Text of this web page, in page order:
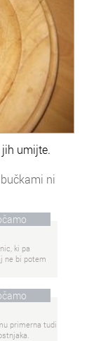
umijte.
ni
ki pa
ne bi potem
primerna tudi